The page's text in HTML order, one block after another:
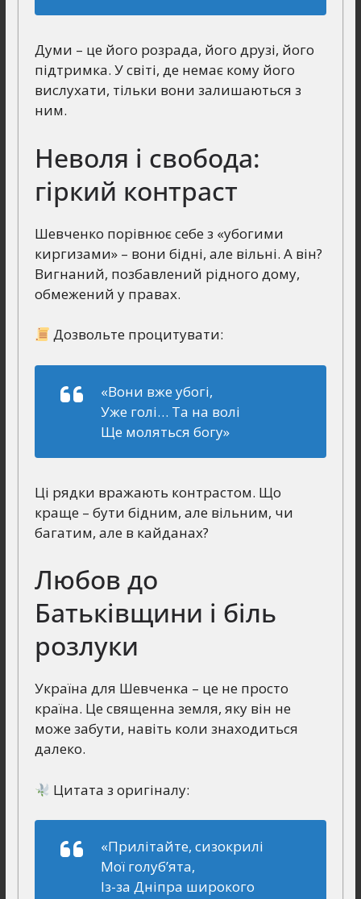
Думи – це його розрада, його друзі, його
підтримка. У світі, де немає кому його
вислухати, тільки вони залишаються з
ним.
Неволя і свобода:
гіркий контраст
Шевченко порівнює себе з «убогими
киргизами» – вони бідні, але вільні. А він?
Вигнаний, позбавлений рідного дому,
обмежений у правах.
Дозвольте процитувати:
«Вони вже убогі,
Уже голі… Та на волі
Ще моляться богу»
Ці рядки вражають контрастом. Що
краще – бути бідним, але вільним, чи
багатим, але в кайданах?
Любов до
Батьківщини і біль
розлуки
Україна для Шевченка – це не просто
країна. Це священна земля, яку він не
може забути, навіть коли знаходиться
далеко.
Цитата з оригіналу:
«Прилітайте, сизокрилі
Мої голуб’ята,
Із-за Дніпра широкого